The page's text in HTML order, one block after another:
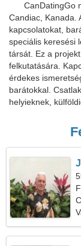
CanDatingGo
Candiac, Kanada.
kapcsolatokat,
speciális keresési
társát. Ez a
felkutatására.
érdekes
barátokkal.
helyieknek,